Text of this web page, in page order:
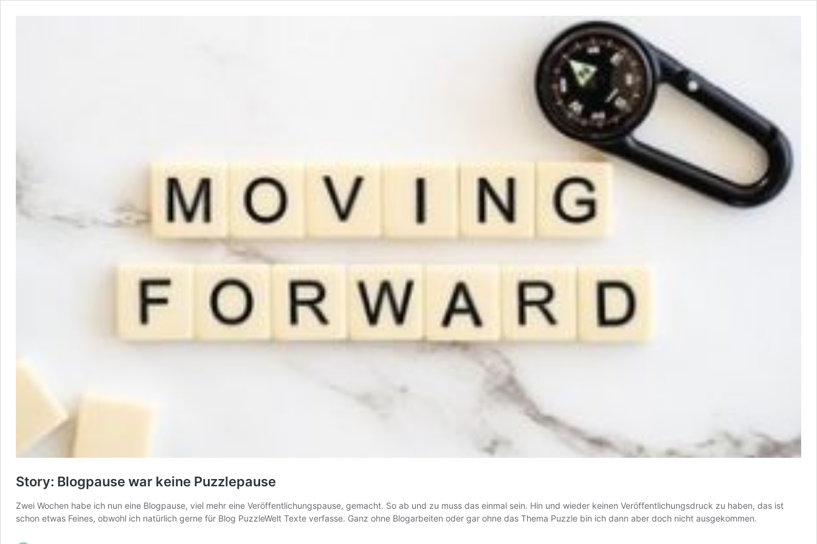
Story: Blogpause war keine Puzzlepause
Zwei Wochen habe ich nun eine Blogpause, viel mehr eine Veröffentlichungspause, gemacht. So ab und zu muss das einmal sein. Hin und wieder keinen Veröffentlichungsdruck zu haben, das ist
schon etwas Feines, obwohl ich natürlich gerne für Blog PuzzleWelt Texte verfasse. Ganz ohne Blogarbeiten oder gar ohne das Thema Puzzle bin ich dann aber doch nicht ausgekommen.